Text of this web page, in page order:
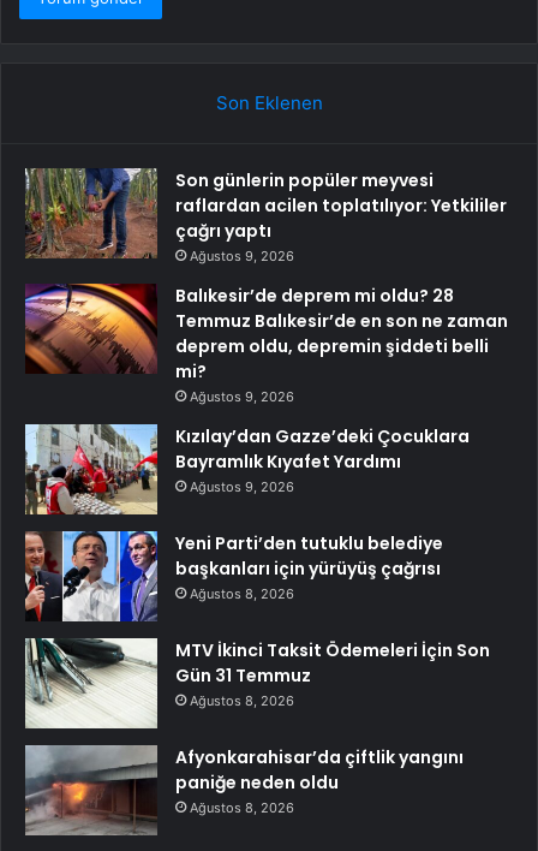
Son Eklenen
Son günlerin popüler meyvesi
raflardan acilen toplatılıyor: Yetkililer
çağrı yaptı
Ağustos 9, 2026
Balıkesir’de deprem mi oldu? 28
Temmuz Balıkesir’de en son ne zaman
deprem oldu, depremin şiddeti belli
mi?
Ağustos 9, 2026
Kızılay’dan Gazze’deki Çocuklara
Bayramlık Kıyafet Yardımı
Ağustos 9, 2026
Yeni Parti’den tutuklu belediye
başkanları için yürüyüş çağrısı
Ağustos 8, 2026
MTV İkinci Taksit Ödemeleri İçin Son
Gün 31 Temmuz
Ağustos 8, 2026
Afyonkarahisar’da çiftlik yangını
paniğe neden oldu
Ağustos 8, 2026